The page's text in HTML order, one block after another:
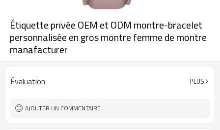
Étiquette privée OEM et ODM montre-bracelet
personnalisée en gros montre femme de montre
manafacturer
Évaluation PLUS
AJOUTER UN COMMENTAIRE